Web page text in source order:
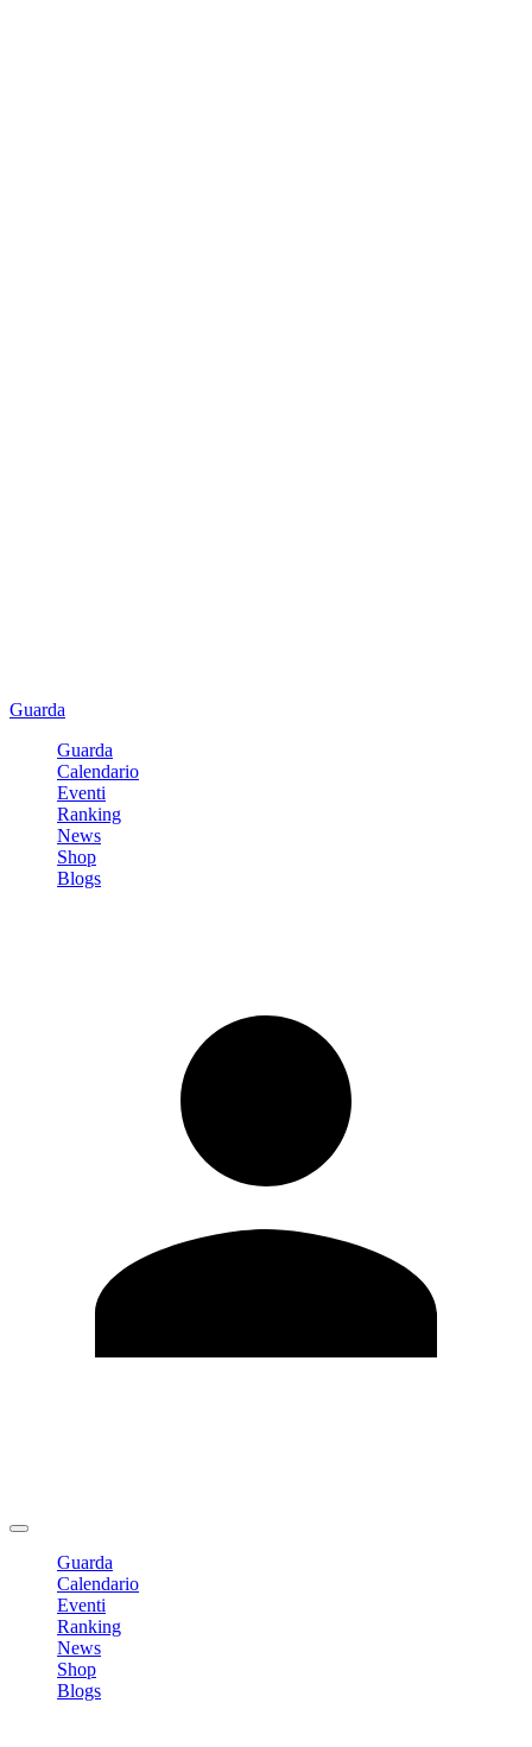
Guarda
Guarda
Calendario
Eventi
Ranking
News
Shop
Blogs
Guarda
Calendario
Eventi
Ranking
News
Shop
Blogs